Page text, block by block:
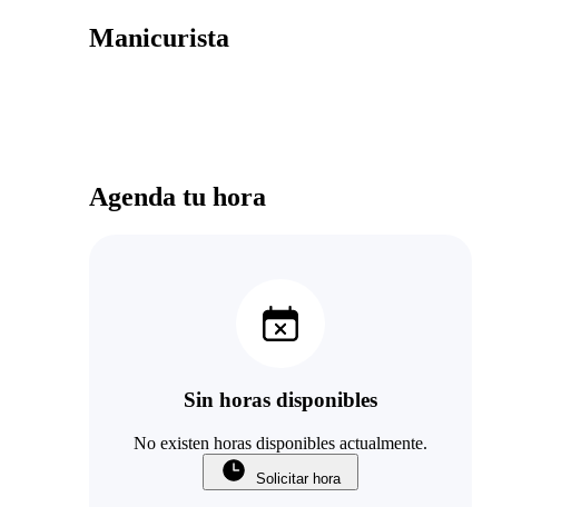
Manicurista
Agenda tu hora
Sin horas disponibles
No existen horas disponibles actualmente.
Solicitar hora